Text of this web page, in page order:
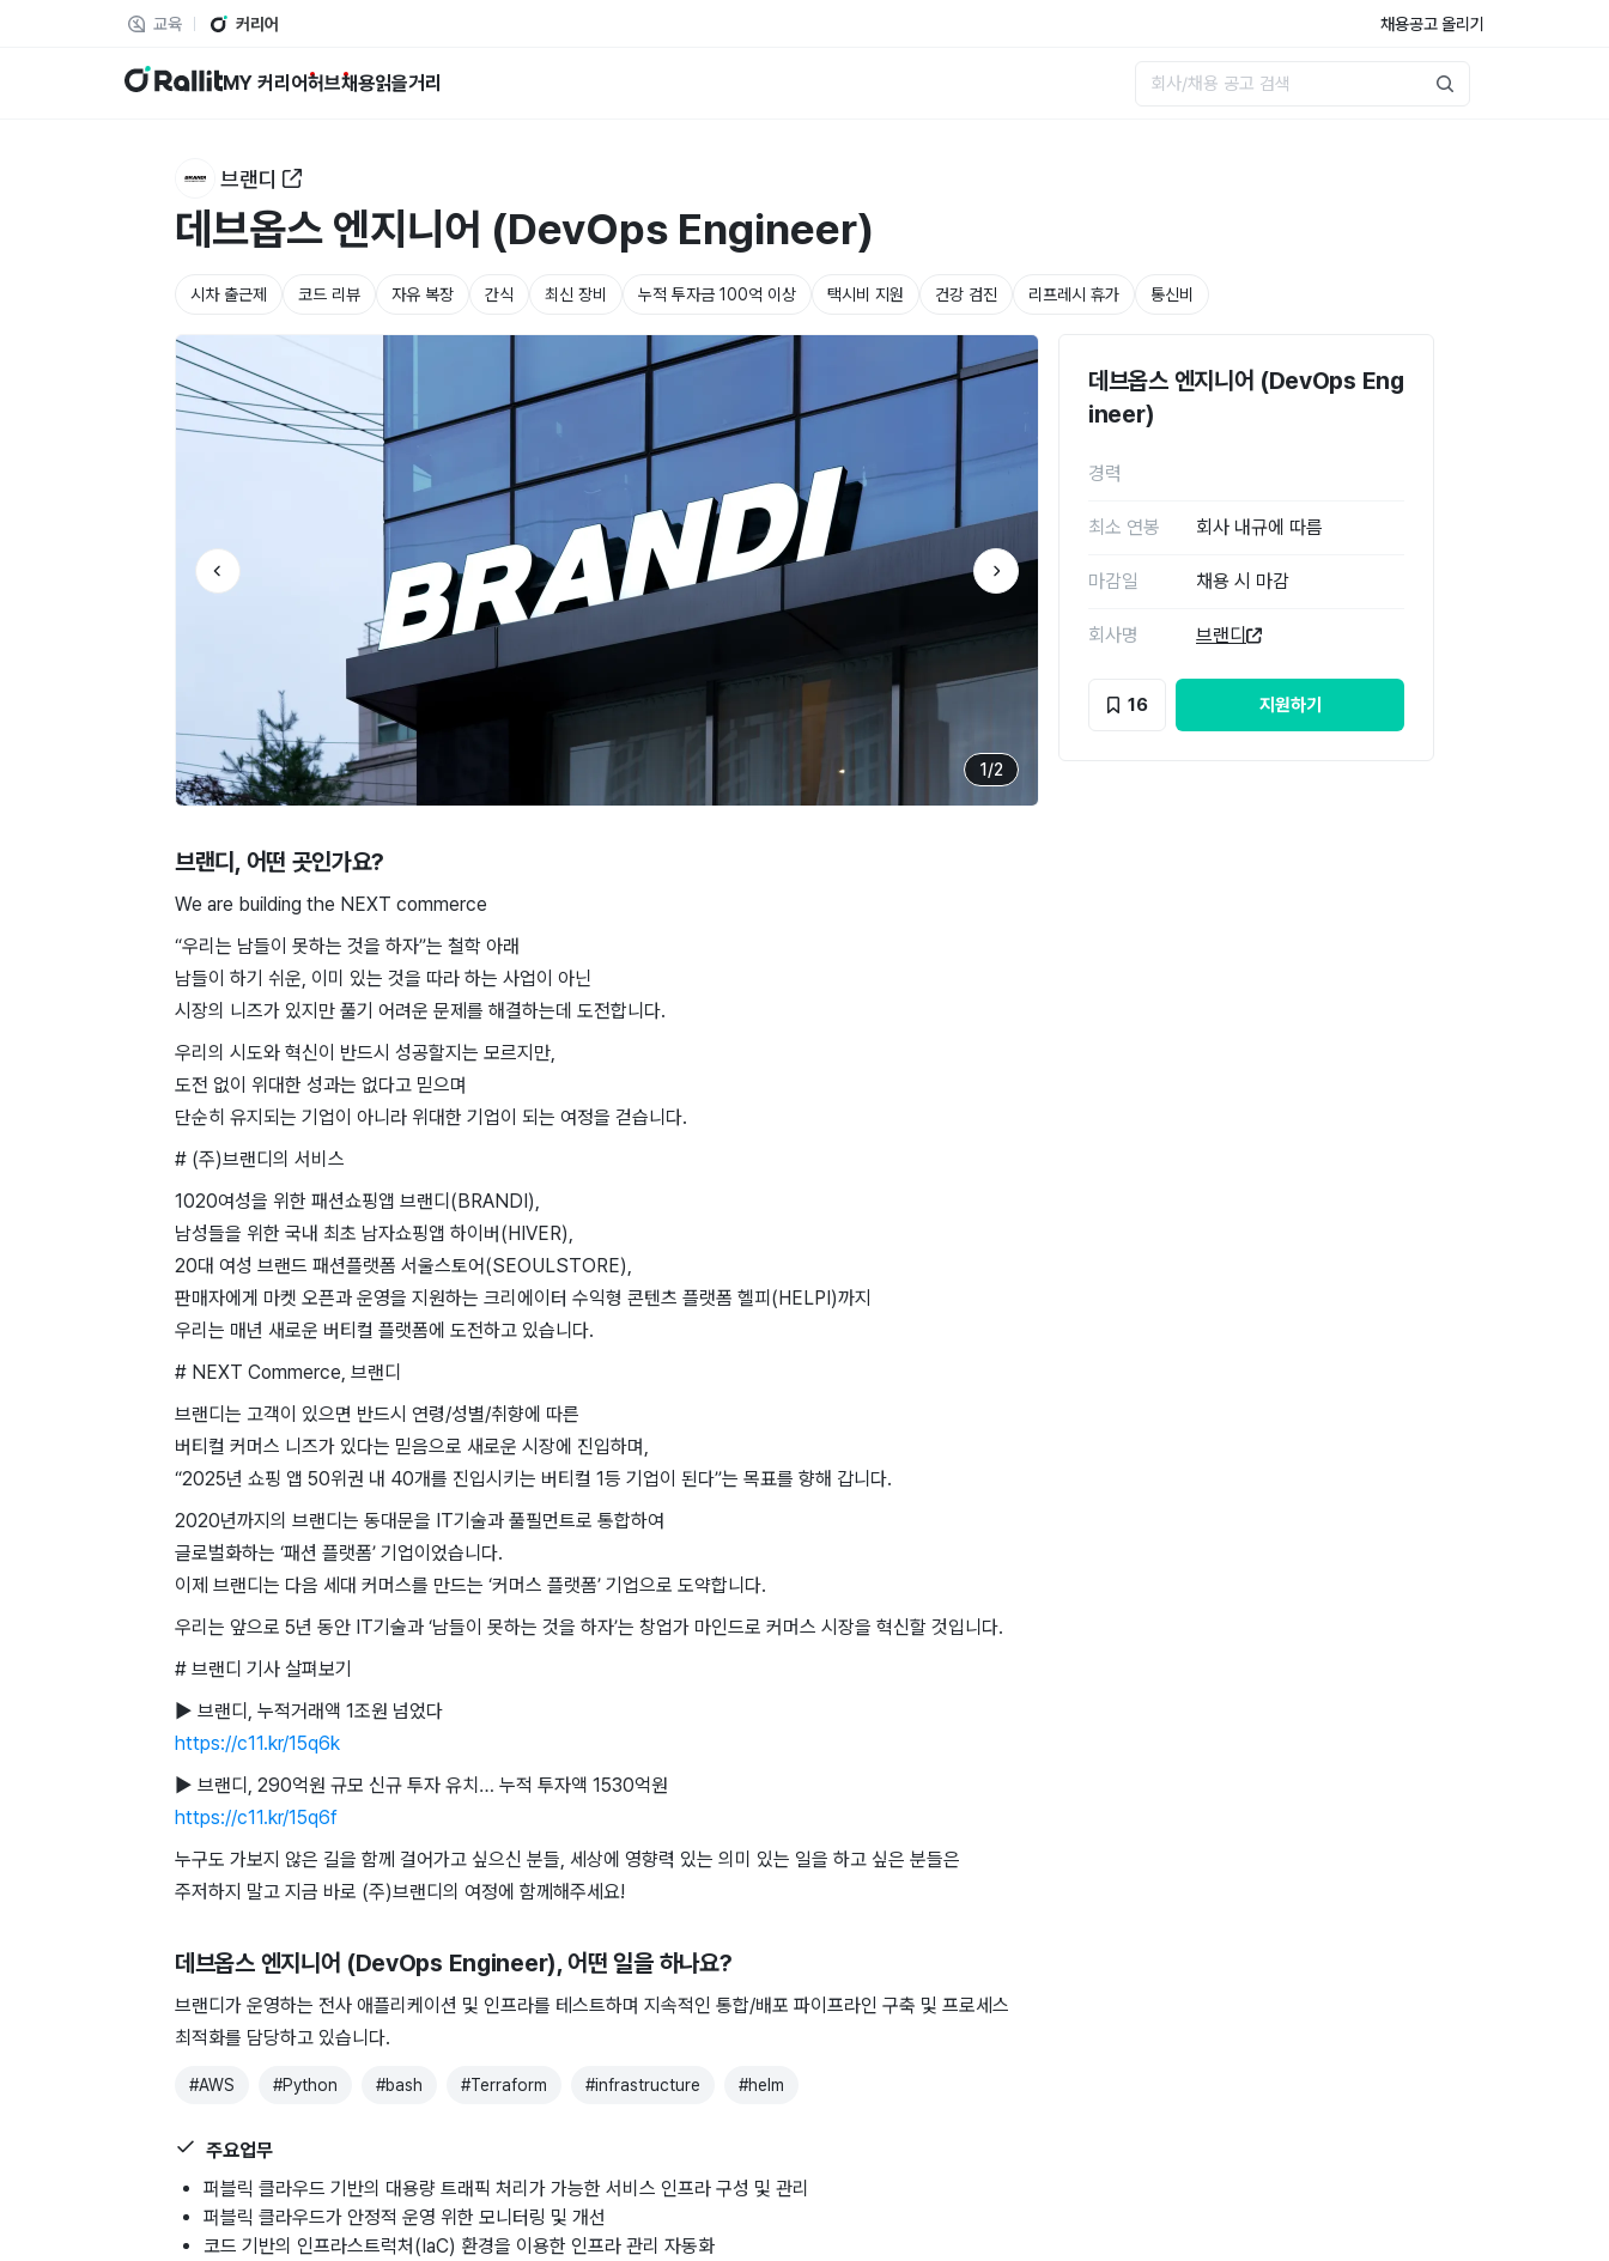
교육 커리어 채용공고 올리기
랠릿 MY 커리어허브채용읽을거리
브랜디
데브옵스 엔지니어 (DevOps Engineer)
시차 출근제 코드 리뷰 자유 복장 간식 최신 장비 누적 투자금 100억 이상 택시비 지원 건강 검진 리프레시 휴가 통신비
1/2
브랜디 , 어떤 곳인가요?
We are building the NEXT commerce
“우리는 남들이 못하는 것을 하자”는 철학 아래
남들이 하기 쉬운, 이미 있는 것을 따라 하는 사업이 아닌
시장의 니즈가 있지만 풀기 어려운 문제를 해결하는데 도전합니다.
우리의 시도와 혁신이 반드시 성공할지는 모르지만,
도전 없이 위대한 성과는 없다고 믿으며
단순히 유지되는 기업이 아니라 위대한 기업이 되는 여정을 걷습니다.
# (주)브랜디의 서비스
1020여성을 위한 패션쇼핑앱 브랜디(BRANDI),
남성들을 위한 국내 최초 남자쇼핑앱 하이버(HIVER),
20대 여성 브랜드 패션플랫폼 서울스토어(SEOULSTORE),
판매자에게 마켓 오픈과 운영을 지원하는 크리에이터 수익형 콘텐츠 플랫폼 헬피(HELPI)까지
우리는 매년 새로운 버티컬 플랫폼에 도전하고 있습니다.
# NEXT Commerce, 브랜디
브랜디는 고객이 있으면 반드시 연령/성별/취향에 따른
버티컬 커머스 니즈가 있다는 믿음으로 새로운 시장에 진입하며,
“2025년 쇼핑 앱 50위권 내 40개를 진입시키는 버티컬 1등 기업이 된다”는 목표를 향해 갑니다.
2020년까지의 브랜디는 동대문을 IT기술과 풀필먼트로 통합하여
글로벌화하는 ‘패션 플랫폼’ 기업이었습니다.
이제 브랜디는 다음 세대 커머스를 만드는 ‘커머스 플랫폼’ 기업으로 도약합니다.
우리는 앞으로 5년 동안 IT기술과 ‘남들이 못하는 것을 하자’는 창업가 마인드로 커머스 시장을 혁신할 것입니다.
# 브랜디 기사 살펴보기
▶ 브랜디, 누적거래액 1조원 넘었다
https://c11.kr/15q6k
▶ 브랜디, 290억원 규모 신규 투자 유치… 누적 투자액 1530억원
https://c11.kr/15q6f
누구도 가보지 않은 길을 함께 걸어가고 싶으신 분들, 세상에 영향력 있는 의미 있는 일을 하고 싶은 분들은
주저하지 말고 지금 바로 (주)브랜디의 여정에 함께해주세요!
데브옵스 엔지니어 (DevOps Engineer), 어떤 일을 하나요?
브랜디가 운영하는 전사 애플리케이션 및 인프라를 테스트하며 지속적인 통합/배포 파이프라인 구축 및 프로세스
최적화를 담당하고 있습니다.
#AWS #Python #bash #Terraform #infrastructure #helm
주요업무
퍼블릭 클라우드 기반의 대용량 트래픽 처리가 가능한 서비스 인프라 구성 및 관리
퍼블릭 클라우드가 안정적 운영 위한 모니터링 및 개선
코드 기반의 인프라스트럭처(IaC) 환경을 이용한 인프라 관리 자동화
데브옵스 엔지니어 (DevOps Eng
ineer)
경력
최소 연봉 회사 내규에 따름
마감일 채용 시 마감
회사명 브랜디
16 지원하기